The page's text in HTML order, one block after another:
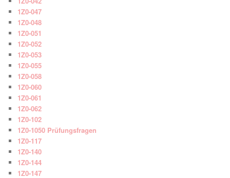
1Z0-047
1Z0-048
1Z0-051
1Z0-052
1Z0-053
1Z0-055
1Z0-058
1Z0-060
1Z0-061
1Z0-062
1Z0-102
1Z0-1050 Prüfungsfragen
1Z0-117
1Z0-140
1Z0-144
1Z0-147